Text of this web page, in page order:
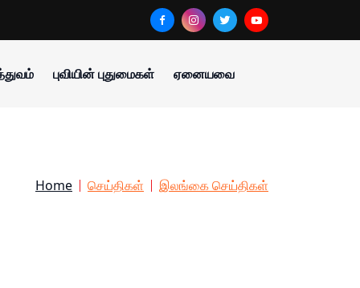
புவியின் புதுமைகள் ஏனையவை
Home செய்திகள் இலங்கை செய்திகள்